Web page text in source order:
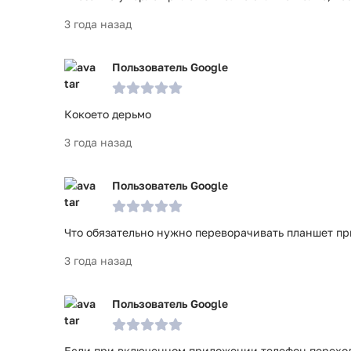
3 года назад
Пользователь Google
Кокоето дерьмо
3 года назад
Пользователь Google
Что обязательно нужно переворачивать планшет
3 года назад
Пользователь Google